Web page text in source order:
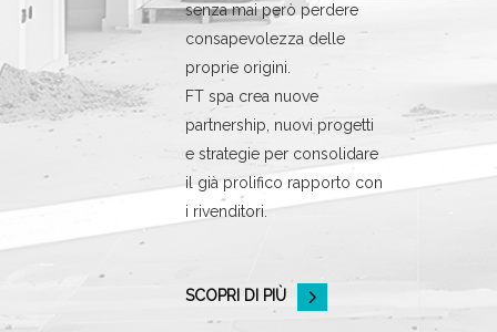
senza mai però perdere
consapevolezza delle
proprie origini.
FT spa crea nuove
partnership, nuovi progetti
e strategie per consolidare
il già prolifico rapporto con
i rivenditori.
SCOPRI DI PIÙ